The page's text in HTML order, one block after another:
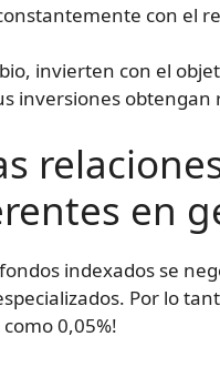
con el
invierten con el
inversiones
en
indexados se
Por lo
0,05%!